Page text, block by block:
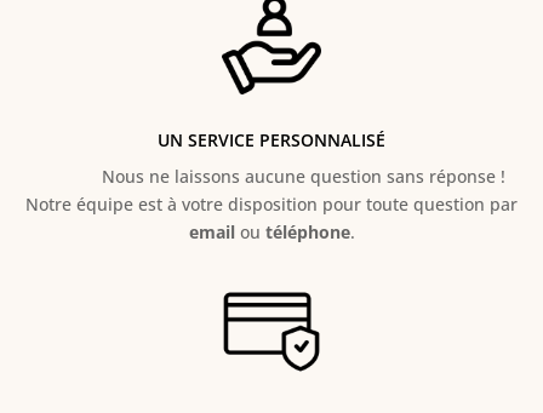
UN SERVICE PERSONNALISÉ
Nous ne laissons aucune question sans réponse !
Notre équipe est à votre disposition pour toute question par
emailou téléphone.